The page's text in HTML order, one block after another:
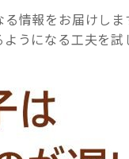
情報をお届けしま
うになる工夫を試